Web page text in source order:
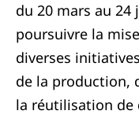
du 20 mars au 24
poursuivre la
diverses
de la production,
la réutilisation de